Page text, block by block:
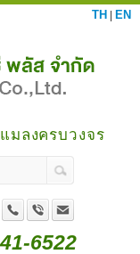
TH EN
มลงครบวงจร
6522